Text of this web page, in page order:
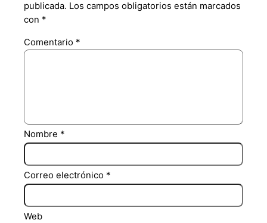
publicada. Los campos obligatorios están marcados
con *
Comentario *
Nombre *
Correo electrónico *
Web